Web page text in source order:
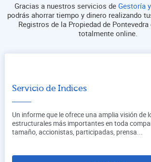
Gracias a nuestros servicios de Gestoría
podrás ahorrar tiempo y dinero realizando
Registros de la Propiedad de Pontevedra
totalmente online.
Servicio de Indices
Un informe que le ofrece una amplia visión de
estructurales más importantes en toda
tamaño, accionistas, participadas, prensa...